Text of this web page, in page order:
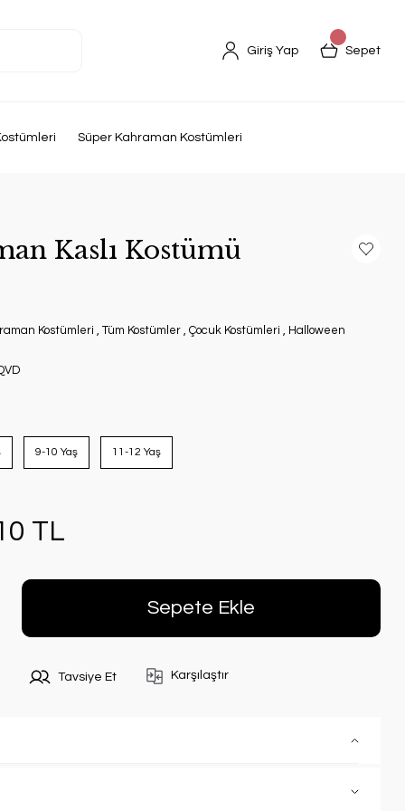
Giriş Yap Sepet
Süper Kahraman Kostümleri
Kaslı Kostümü
Kostümleri , Tüm Kostümler , Çocuk Kostümleri , Halloween
9-10 Yaş 11-12 Yaş
TL
Sepete Ekle
Tavsiye Et Karşılaştır